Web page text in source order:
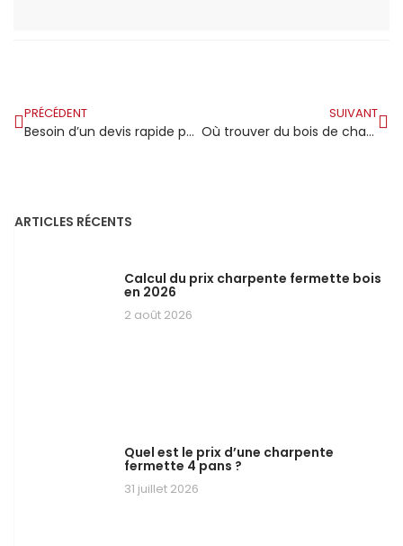
PRÉCÉDENT
Besoin d’un devis rapide pour votre projet de charpente ?
SUIVANT
Où trouver du bois de charpente à prix avantageux chez Brico Cash?
ARTICLES RÉCENTS
Calcul du prix charpente fermette bois
en 2026
2 août 2026
Quel est le prix d’une charpente
fermette 4 pans ?
31 juillet 2026